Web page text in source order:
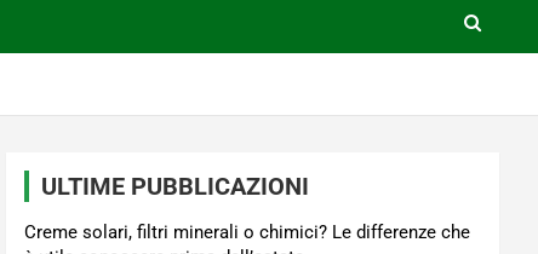
ULTIME PUBBLICAZIONI
Creme solari, filtri minerali o chimici? Le differenze che